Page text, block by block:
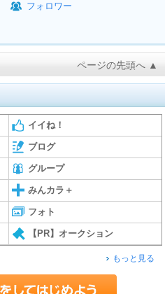
フォロワー
ページの先頭へ ▲
イイね！
ブログ
グループ
みんカラ＋
フォト
【PR】オークション
もっと見る